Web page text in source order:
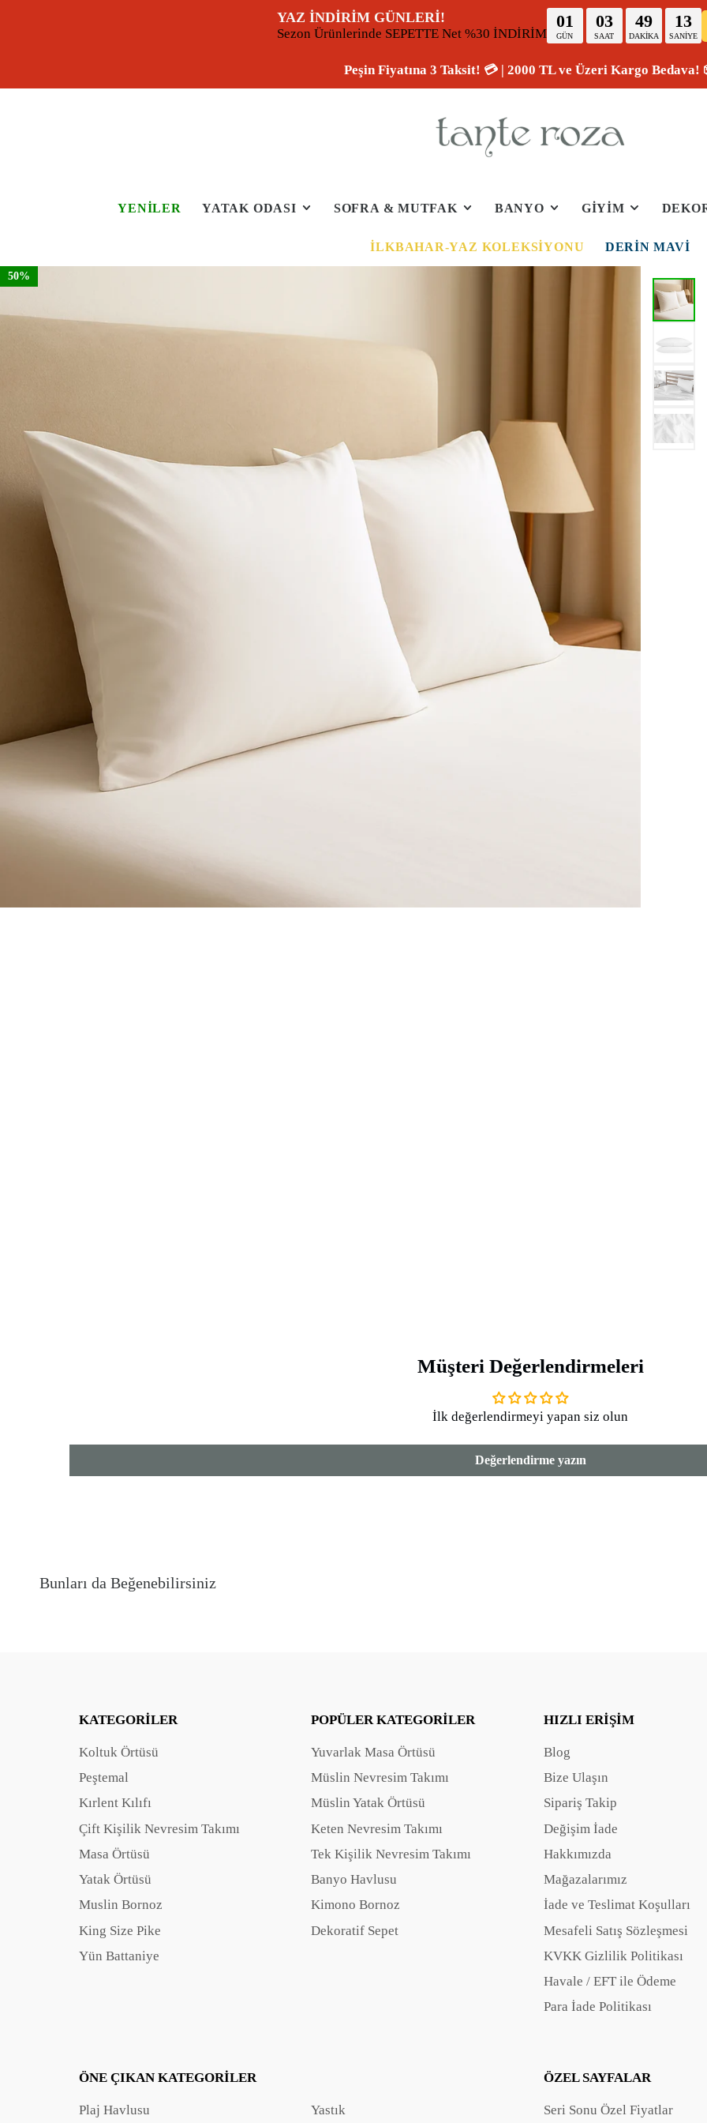
YAZ İNDİRİM GÜNLERİ!
Sezon Ürünlerinde SEPETTE Net %30 İNDİRİM
01
GÜN
03
SAAT
49
DAKİKA
12
SANİYE
Peşin Fiyatına 3 Taksit! 💳 | 2000 TL ve Üzeri Kargo Bedava!
YENİLER YATAK ODASI SOFRA & MUTFAK BANYO GİYİM
İLKBAHAR-YAZ KOLEKSIYONU DERIN MAVI
50% 50%
Müşteri Değerlendirmeleri
İlk değerlendirmeyi yapan siz olun
Değerlendirme yazın
Bunları da Beğenebilirsiniz
KATEGORILER
Koltuk Örtüsü
Peştemal
Kırlent Kılıfı
Çift Kişilik Nevresim Takımı
Masa Örtüsü
Yatak Örtüsü
Muslin Bornoz
King Size Pike
Yün Battaniye
POPÜLER KATEGORILER
Yuvarlak Masa Örtüsü
Müslin Nevresim Takımı
Müslin Yatak Örtüsü
Keten Nevresim Takımı
Tek Kişilik Nevresim Takımı
Banyo Havlusu
Kimono Bornoz
Dekoratif Sepet
HIZLI ERIŞIM
Blog
Bize Ulaşın
Sipariş Takip
Değişim İade
Hakkımızda
Mağazalarımız
İade ve Teslimat Koşulları
Mesafeli Satış Sözleşmesi
KVKK Gizlilik Politikası
Havale / EFT ile Ödeme
Para İade Politikası
ÖNE ÇIKAN KATEGORILER
Plaj Havlusu Yastık
ÖZEL SAYFALAR
Seri Sonu Özel Fiyatlar